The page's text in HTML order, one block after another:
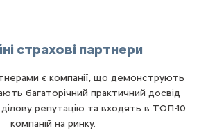
страхові партнери
є компанії, що демонструють
багаторічний практичний досвід
ділову репутацію та входять в ТОП-10
компаній на ринку.